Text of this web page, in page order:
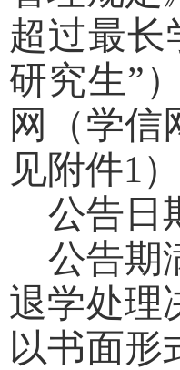
超过最长
研究生”
网（学信
见附件1
公告日
公告期
退学处理
以书面形